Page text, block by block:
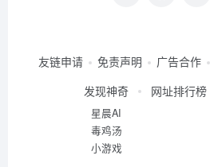
友链申请 免责声明 广告合作
发现神奇
星晨AI
毒鸡汤
小游戏
网址排行榜